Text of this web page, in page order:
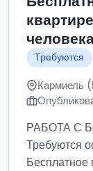
Требуются
Кармиель
РАБОТА С
Требуются
Бесплатное